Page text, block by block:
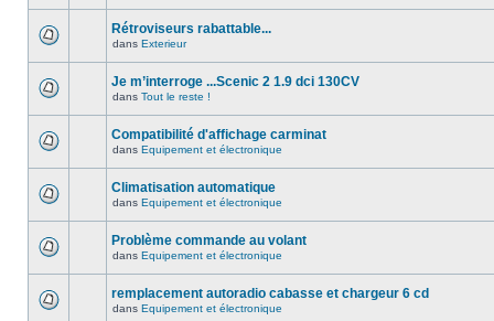
Rétroviseurs rabattable...
dans Exterieur
Je m’interroge ...Scenic 2 1.9 dci 130CV
dans Tout le reste !
Compatibilité d'affichage carminat
dans Equipement et électronique
Climatisation automatique
dans Equipement et électronique
Problème commande au volant
dans Equipement et électronique
remplacement autoradio cabasse et chargeur 6 cd
dans Equipement et électronique